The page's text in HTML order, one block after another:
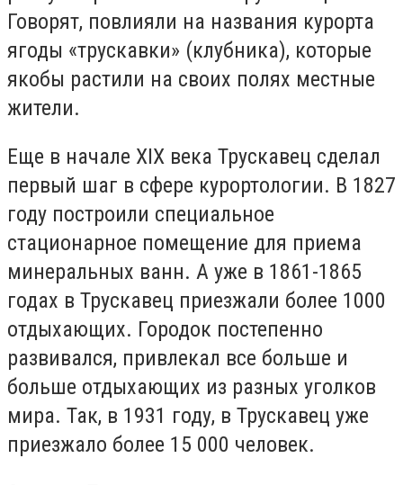
Говорят, повлияли на названия курорта
ягоды «трускавки» (клубника), которые
якобы растили на своих полях местные
жители.
Еще в начале XIX века Трускавец сделал
первый шаг в сфере курортологии. В 1827
году построили специальное
стационарное помещение для приема
минеральных ванн. А уже в 1861-1865
годах в Трускавец приезжали более 1000
отдыхающих. Городок постепенно
развивался, привлекал все больше и
больше отдыхающих из разных уголков
мира. Так, в 1931 году, в Трускавец уже
приезжало более 15 000 человек.